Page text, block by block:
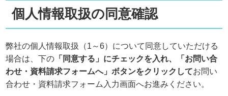
個人情報取扱の同意確認
弊社の個人情報取扱（1～6）について同意していただける
場合は、下の 「同意する」にチェックを入れ、「お問い合
わせ・資料請求フォームへ」ボタンをクリックしてお問い
合わせ・資料請求フォーム入力画面へお進みください。